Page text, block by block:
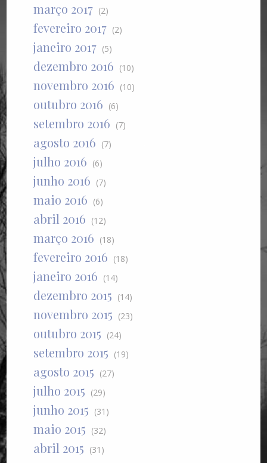
março 2017 (2)
fevereiro 2017 (2)
janeiro 2017 (5)
dezembro 2016 (10)
novembro 2016 (10)
outubro 2016 (6)
setembro 2016 (7)
agosto 2016 (7)
julho 2016 (6)
junho 2016 (7)
maio 2016 (6)
abril 2016 (12)
março 2016 (18)
fevereiro 2016 (18)
janeiro 2016 (14)
dezembro 2015 (14)
novembro 2015 (23)
outubro 2015 (24)
setembro 2015 (19)
agosto 2015 (27)
julho 2015 (29)
junho 2015 (31)
maio 2015 (32)
abril 2015 (31)